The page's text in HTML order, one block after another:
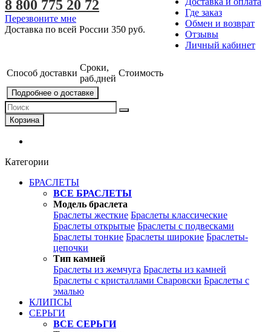
Где заказ
Обмен и возврат
Отзывы
Личный кабинет
8 800 775 20 72
Перезвоните мне
Доставка по всей России 350 руб.
Способ доставки
Сроки,
раб.дней
Стоимость
Подробнее о доставке
Корзина
Категории
БРАСЛЕТЫ
ВСЕ БРАСЛЕТЫ
Модель браслета
Браслеты жесткие Браслеты классические
Браслеты открытые Браслеты с подвесками
Браслеты тонкие Браслеты широкие Браслеты-
цепочки
Тип камней
Браслеты из жемчуга Браслеты из камней
Браслеты с кристаллами Сваровски Браслеты с
эмалью
КЛИПСЫ
СЕРЬГИ
ВСЕ СЕРЬГИ